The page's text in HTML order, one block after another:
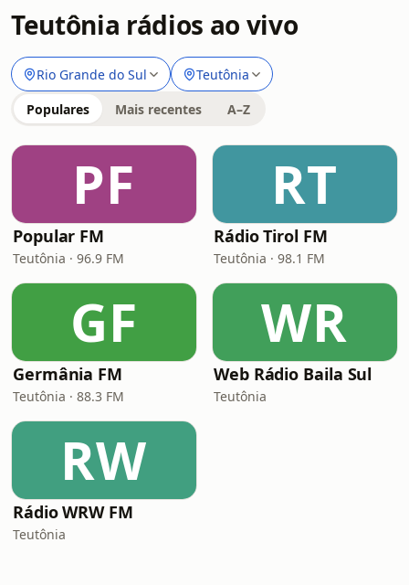
Teutônia rádios ao vivo
Rio Grande do Sul Teutônia
Populares Mais recentes A–Z
PF
Popular FM
Teutônia · 96.9 FM
RT
Rádio Tirol FM
Teutônia · 98.1 FM
GF
Germânia FM
Teutônia · 88.3 FM
WR
Web Rádio Baila Sul
Teutônia
RW
Rádio WRW FM
Teutônia